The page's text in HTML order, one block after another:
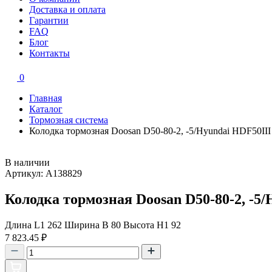
Доставка и оплата
Гарантии
FAQ
Блог
Контакты
0
Главная
Каталог
Тормозная система
Колодка тормозная Doosan D50-80-2, -5/Hyundai HDF50III
В наличии
Артикул: A138829
Колодка тормозная Doosan D50-80-2, -
Длина L1 262 Ширина B 80 Высота H1 92
7 823.45 ₽